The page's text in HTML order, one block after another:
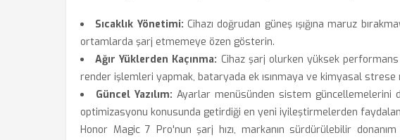
Sıcaklık Yönetimi: Cihazı doğrudan güneş ışığına maruz
ortamlarda şarj etmemeye özen gösterin.
Ağır Yüklerden Kaçınma: Cihaz şarj olurken yüksek
render işlemleri yapmak, bataryada ek ısınmaya ve kimyasal strese
Güncel Yazılım: Ayarlar menüsünden sistem güncellemelerini
optimizasyonu konusunda getirdiği en yeni iyileştirmelerden
Honor Magic 7 Pro'nun şarj hızı, markanın sürdürülebilir